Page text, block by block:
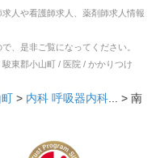
人や看護師求人、薬剤師求人情報
、是非ご覧になってください。
東郡小山町 / 医院 / かかりつけ
> 内科 呼吸器内科... > 南